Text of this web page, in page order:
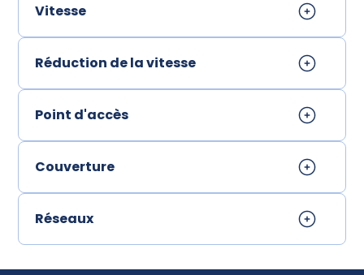
Vitesse
Réduction de la vitesse
Point d'accès
Couverture
Réseaux